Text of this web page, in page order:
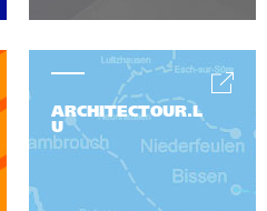
ARCHITECTOUR.L
U